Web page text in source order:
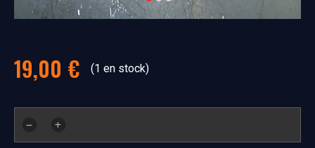
19,00 € (1 en stock)